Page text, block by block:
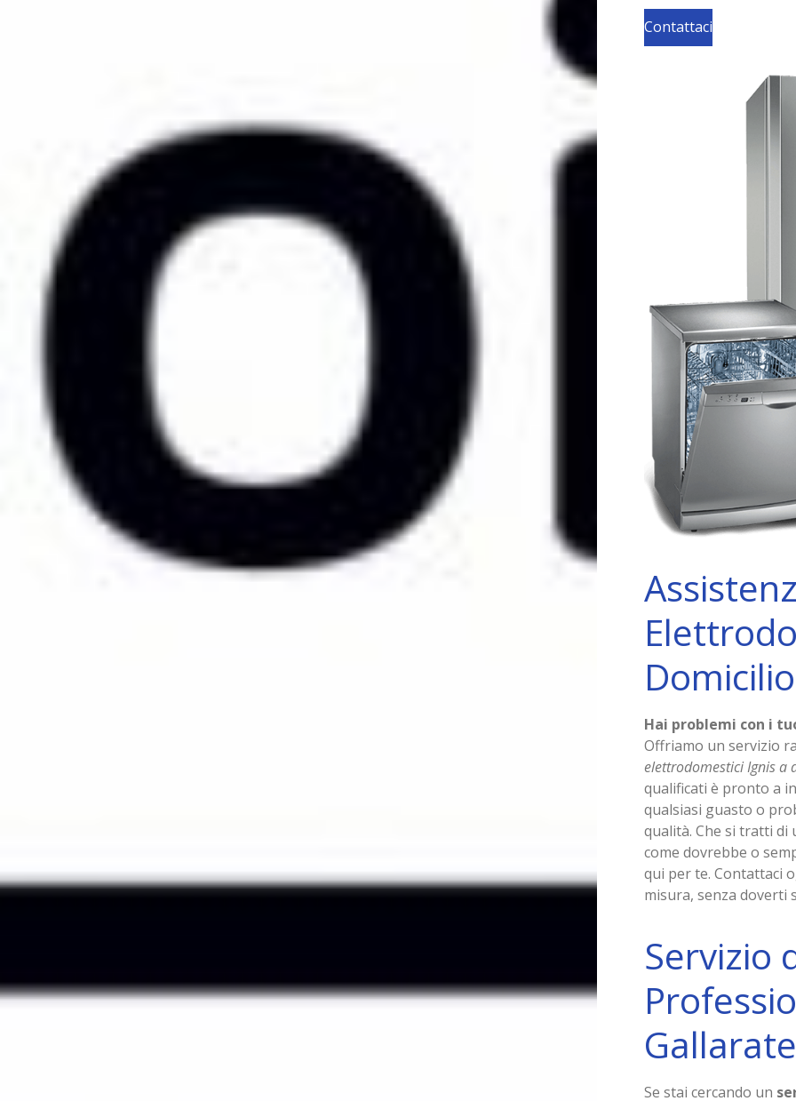
Contattaci
Hai problemi con i
Offriamo un servizio
elettrodomestici Ignis a
qualificati è pronto a
qualsiasi guasto o
qualità. Che si tratti di
come dovrebbe o
qui per te. Contattaci
misura, senza doverti
Servizio
Gallarate
Se stai cercando un